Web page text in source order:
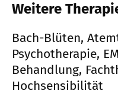
Weitere
Bach-Blüten,
Psychotherapie,
Behandlung,
Hochsensibilität